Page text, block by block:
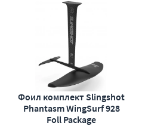
от дорогих к дешевым
по наличию
по акциям
Фоил комплект Slingshot
Phantasm WingSurf 928
Foll Package